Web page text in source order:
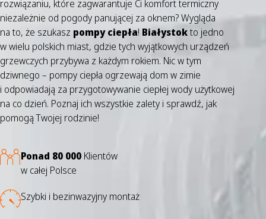
rozwiązaniu, które zagwarantuje Ci komfort termiczny
niezależnie od pogody panującej za oknem? Wygląda
na to, że szukasz pompy ciepła! Białystokto jedno
w wielu polskich miast, gdzie tych wyjątkowych urządzeń
grzewczych przybywa z każdym rokiem. Nic w tym
dziwnego – pompy ciepła ogrzewają dom w zimie
i odpowiadają za przygotowywanie ciepłej wody użytkowej
na co dzień. Poznaj ich wszystkie zalety i sprawdź, jak
pomogą Twojej rodzinie!
Ponad 80 000 Klientów
w całej Polsce
Szybki i bezinwazyjny montaż